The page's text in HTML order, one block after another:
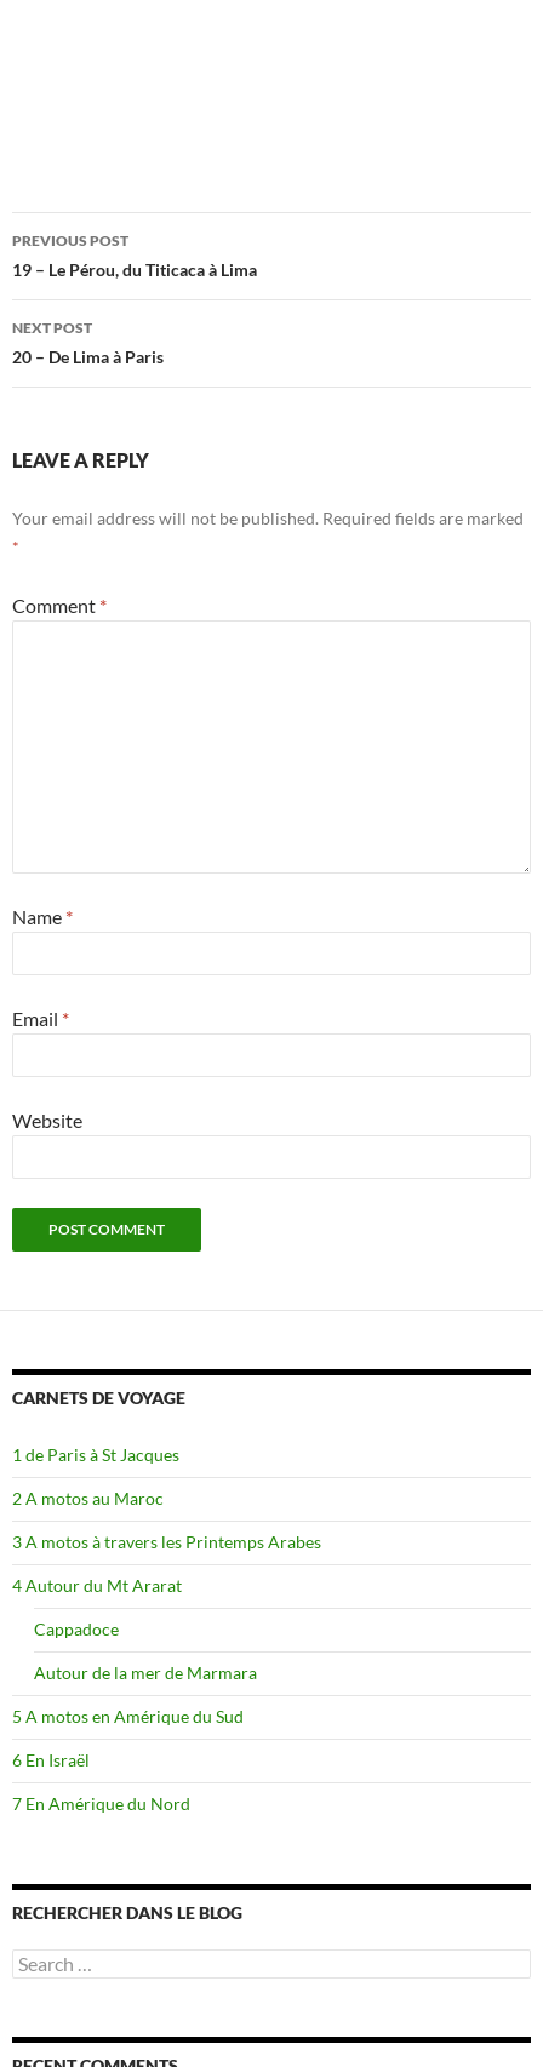
Post
navigation
PREVIOUS POST
19 – Le Pérou, du Titicaca à Lima
NEXT POST
20 – De Lima à Paris
LEAVE A REPLY
Your email address will not be published. Required fields are marked
*
Comment *
Name *
Email *
Website
CARNETS DE VOYAGE
1 de Paris à St Jacques
2 A motos au Maroc
3 A motos à travers les Printemps Arabes
4 Autour du Mt Ararat
Cappadoce
Autour de la mer de Marmara
5 A motos en Amérique du Sud
6 En Israël
7 En Amérique du Nord
RECHERCHER DANS LE BLOG
Search
for: